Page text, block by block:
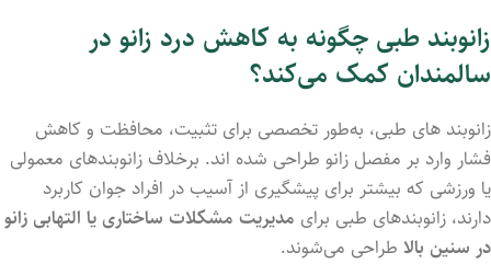
زانوبند طبی چگونه به کاهش درد زانو در
سالمندان کمک می‌کند؟
زانوبند های طبی، به‌طور تخصصی برای تثبیت، محافظت و کاهش
فشار وارد بر مفصل زانو طراحی شده اند. برخلاف زانوبندهای معمولی
یا ورزشی که بیشتر برای پیشگیری از آسیب در افراد جوان کاربرد
دارند، زانوبندهای طبی برای مدیریت مشکلات ساختاری یا التهابی زانو
در سنین بالا طراحی می‌شوند.